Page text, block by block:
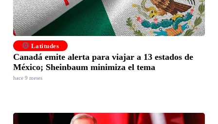
Latitudes
Canadá emite alerta para viajar a 13 estados de
México; Sheinbaum minimiza el tema
hace 9 meses